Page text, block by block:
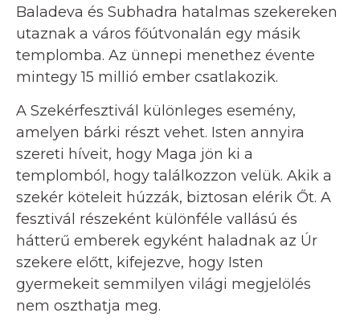
Baladeva és Subhadra hatalmas szekereken
utaznak a város főútvonalán egy másik
templomba. Az ünnepi menethez évente
mintegy 15 millió ember csatlakozik.
A Szekérfesztivál különleges esemény,
amelyen bárki részt vehet. Isten annyira
szereti híveit, hogy Maga jön ki a
templomból, hogy találkozzon velük. Akik a
szekér köteleit húzzák, biztosan elérik Őt. A
fesztivál részeként különféle vallású és
hátterű emberek egyként haladnak az Úr
szekere előtt, kifejezve, hogy Isten
gyermekeit semmilyen világi megjelölés
nem oszthatja meg.